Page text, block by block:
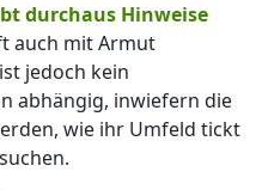
durchaus Hinweise
auch mit Armut
jedoch kein
abhängig, inwiefern die
wie ihr Umfeld tickt